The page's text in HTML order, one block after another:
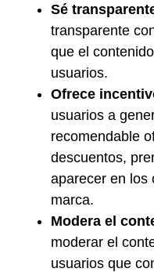
Sé
transparente
que el
usuarios.
Ofrece
usuarios a
recomendable
descuentos,
aparecer en los
marca.
Modera el
moderar el
usuarios que